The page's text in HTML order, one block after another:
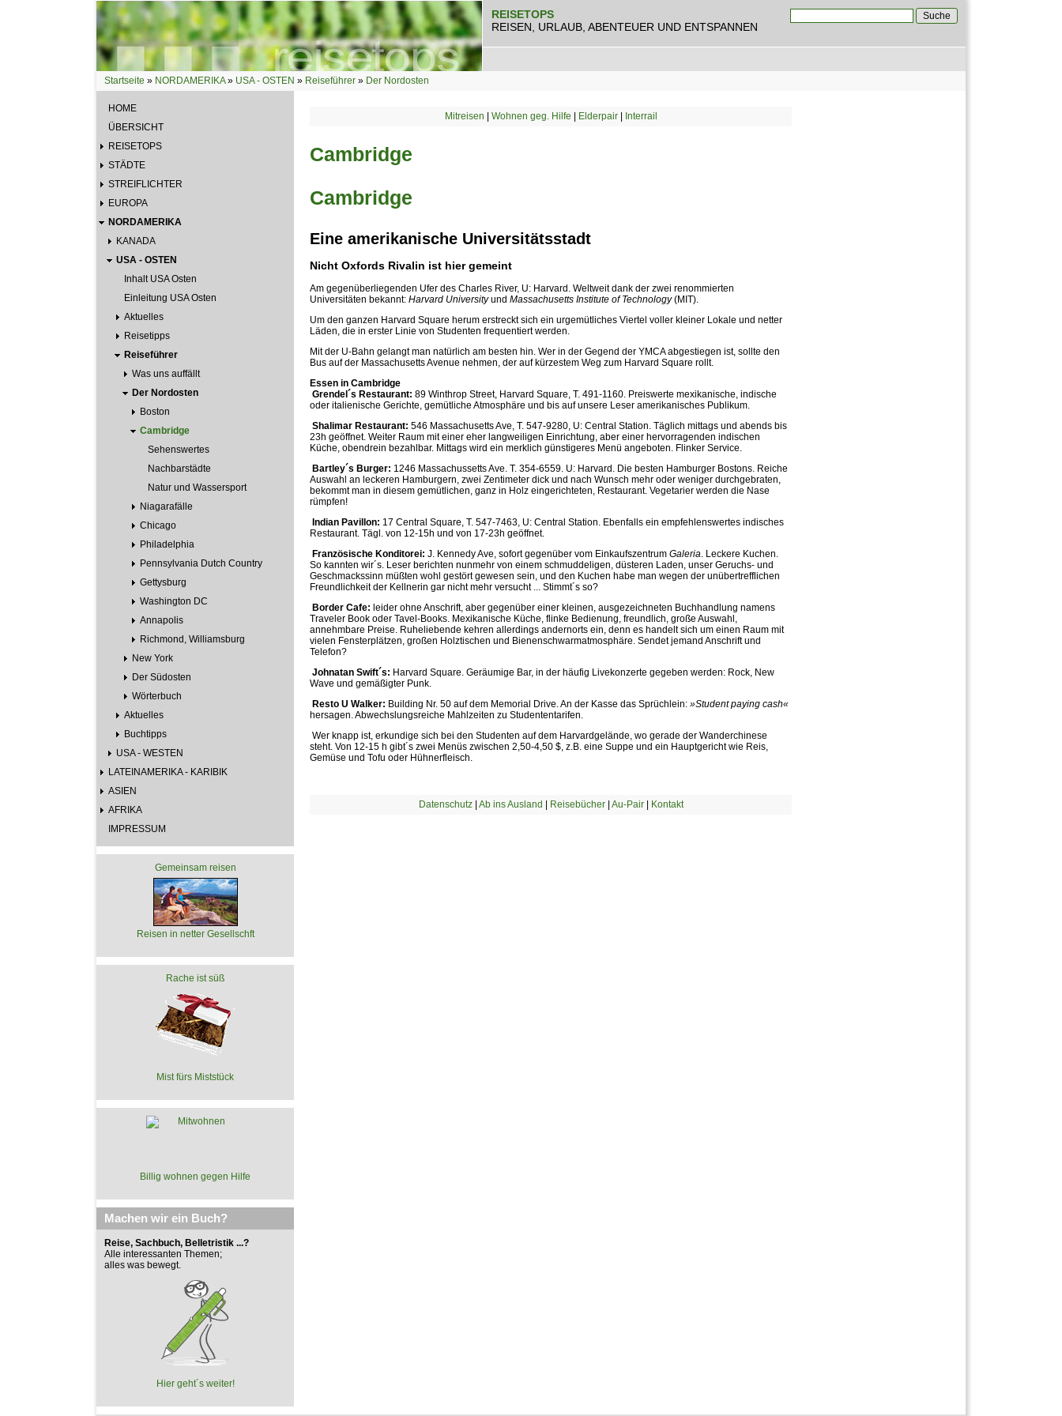
REISETOPS
REISEN, URLAUB, ABENTEUER UND ENTSPANNEN
Sie sind hier
Startseite » NORDAMERIKA» USA - OSTEN » Reiseführer » Der Nordosten
HOME
ÜBERSICHT
REISETOPS
STÄDTE
STREIFLICHTER
EUROPA
NORDAMERIKA
KANADA
USA - OSTEN
Inhalt USA Osten
Einleitung USA Osten
Aktuelles
Reisetipps
Reiseführer
Was uns auffällt
Der Nordosten
Boston
Cambridge
Sehenswertes
Nachbarstädte
Natur und Wassersport
Niagarafälle
Chicago
Philadelphia
Pennsylvania Dutch Country
Gettysburg
Washington DC
Annapolis
Richmond, Williamsburg
New York
Der Südosten
Wörterbuch
Aktuelles
Buchtipps
USA - WESTEN
LATEINAMERIKA - KARIBIK
ASIEN
AFRIKA
IMPRESSUM
Gemeinsam reisen
Reisen in netter Gesellschft
Rache ist süß
Mist fürs Miststück
Billig wohnen gegen Hilfe
Machen wir ein Buch?
Reise, Sachbuch, Belletristik ...?
Alle interessanten Themen;
alles was bewegt.
Hier geht´s weiter!
Mitreisen Wohnen geg. Hilfe Elderpair| Interrail
Cambridge
Cambridge
Eine amerikanische Universitätsstadt
Nicht Oxfords Rivalin ist hier gemeint
Am gegenüberliegenden Ufer des Charles River, U: Harvard. Weltweit dank der zwei renommierten
Universitäten bekannt: Harvard Universityund Massachusetts Institute of Technology(MIT).
Um den ganzen Harvard Square herum erstreckt sich ein urgemütliches Viertel voller kleiner Lokale und netter
Läden, die in erster Linie von Studenten frequentiert werden.
Mit der U-Bahn gelangt man natürlich am besten hin. Wer in der Gegend der YMCA abgestiegen ist, sollte den
Bus auf der Massachusetts Avenue nehmen, der auf kürzestem Weg zum Harvard Square rollt.
Essen in Cambridge
 Grendel´s Restaurant: 89 Winthrop Street, Harvard Square, T. 491-1160. Preiswerte mexikanische, indische
oder italienische Gerichte, gemütliche Atmosphäre und bis auf unsere Leser amerikanisches Publikum.
 Shalimar Restaurant: 546 Massachusetts Ave, T. 547-9280, U: Central Station. Täglich mittags und abends bis
23h geöffnet. Weiter Raum mit einer eher langweiligen Einrichtung, aber einer hervorragenden indischen
Küche, obendrein bezahlbar. Mittags wird ein merklich günstigeres Menü angeboten. Flinker Service.
 Bartley´s Burger: 1246 Massachussetts Ave. T. 354-6559. U: Harvard. Die besten Hamburger Bostons. Reiche
Auswahl an leckeren Hamburgern, zwei Zentimeter dick und nach Wunsch mehr oder weniger durchgebraten,
bekommt man in diesem gemütlichen, ganz in Holz eingerichteten, Restaurant. Vegetarier werden die Nase
rümpfen!
 Indian Pavillon: 17 Central Square, T. 547-7463, U: Central Station. Ebenfalls ein empfehlenswertes indisches
Restaurant. Tägl. von 12-15h und von 17-23h geöffnet.
 Französische Konditorei: J. Kennedy Ave, sofort gegenüber vom Einkaufszentrum Galeria. Leckere Kuchen.
So kannten wir´s. Leser berichten nunmehr von einem schmuddeligen, düsteren Laden, unser Geruchs- und
Geschmackssinn müßten wohl gestört gewesen sein, und den Kuchen habe man wegen der unübertrefflichen
Freundlichkeit der Kellnerin gar nicht mehr versucht ... Stimmt´s so?
 Border Cafe: leider ohne Anschrift, aber gegenüber einer kleinen, ausgezeichneten Buchhandlung namens
Traveler Book oder Tavel-Books. Mexikanische Küche, flinke Bedienung, freundlich, große Auswahl,
annehmbare Preise. Ruheliebende kehren allerdings andernorts ein, denn es handelt sich um einen Raum mit
vielen Fensterplätzen, großen Holztischen und Bienenschwarmatmosphäre. Sendet jemand Anschrift und
Telefon?
 Johnatan Swift´s: Harvard Square. Geräumige Bar, in der häufig Livekonzerte gegeben werden: Rock, New
Wave und gemäßigter Punk.
 Resto U Walker: Building Nr. 50 auf dem Memorial Drive. An der Kasse das Sprüchlein: »Student paying cash«
hersagen. Abwechslungsreiche Mahlzeiten zu Studententarifen.
 Wer knapp ist, erkundige sich bei den Studenten auf dem Harvardgelände, wo gerade der Wanderchinese
steht. Von 12-15 h gibt´s zwei Menüs zwischen 2,50-4,50 $, z.B. eine Suppe und ein Hauptgericht wie Reis,
Gemüse und Tofu oder Hühnerfleisch.
Datenschutz| Ab ins Ausland Reisebücher| Au-Pair| Kontakt